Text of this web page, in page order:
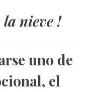
la nieve !
uno de
el